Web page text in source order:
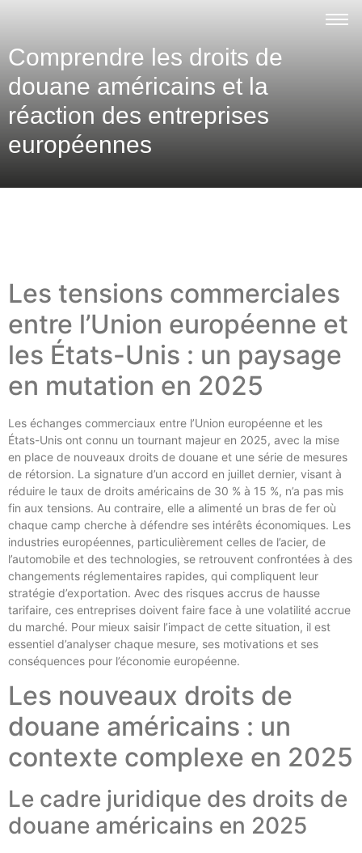
Comprendre les droits de
douane américains et la
réaction des entreprises
européennes
Les tensions commerciales
entre l’Union européenne et
les États-Unis : un paysage
en mutation en 2025
Les échanges commerciaux entre l’Union européenne et les
États-Unis ont connu un tournant majeur en 2025, avec la mise
en place de nouveaux droits de douane et une série de mesures
de rétorsion. La signature d’un accord en juillet dernier, visant à
réduire le taux de droits américains de 30 % à 15 %, n’a pas mis
fin aux tensions. Au contraire, elle a alimenté un bras de fer où
chaque camp cherche à défendre ses intérêts économiques. Les
industries européennes, particulièrement celles de l’acier, de
l’automobile et des technologies, se retrouvent confrontées à des
changements réglementaires rapides, qui compliquent leur
stratégie d’exportation. Avec des risques accrus de hausse
tarifaire, ces entreprises doivent faire face à une volatilité accrue
du marché. Pour mieux saisir l’impact de cette situation, il est
essentiel d’analyser chaque mesure, ses motivations et ses
conséquences pour l’économie européenne.
Les nouveaux droits de
douane américains : un
contexte complexe en 2025
Le cadre juridique des droits de
douane américains en 2025